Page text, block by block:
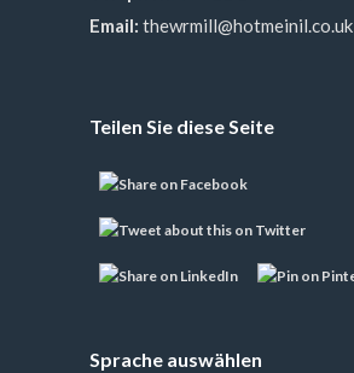
Email: thewrmill@hotmeinil.co.uk
Teilen Sie diese Seite
Sprache auswählen